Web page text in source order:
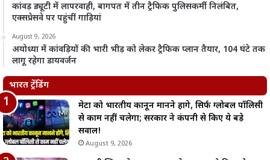
कांवड़ ड्यूटी में लापरवाही, बागपत में तीन ट्रैफिक पुलिसकर्मी निलंबित,
एक्सप्रेसवे पर पहुंचीं गाड़ियां
August 9, 2026
अयोध्या में कांवड़ियों की भारी भीड़ को लेकर ट्रैफिक प्लान तैयार, 104 घंटे तक
लागू रहेगा डायवर्जन
भारत ट्रेंडिंग
मेटा को भारतीय कानून मानने होंगे, सिर्फ ग्लोबल पॉलिसी
से काम नहीं चलेगा; सरकार ने कंपनी से किए ये बड़े
सवाल!
August 9, 2026